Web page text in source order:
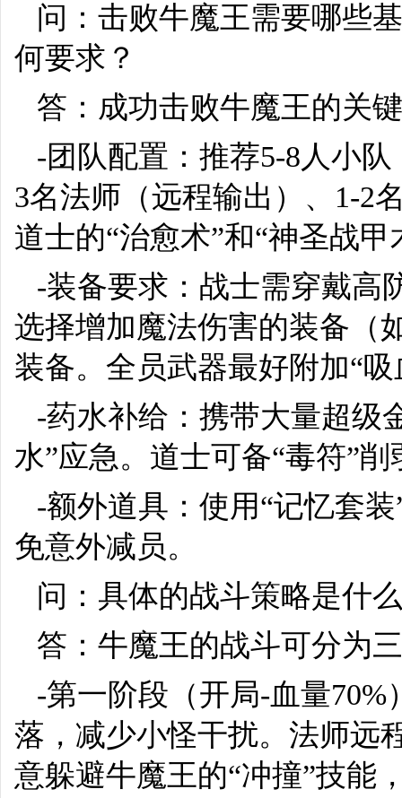
问：击败牛魔王需要哪些
何要求？
答：成功击败牛魔王的关
-团队配置：推荐5-8人小
3名法师（远程输出）、1-2
道士的“治愈术”和“神圣战
-装备要求：战士需穿戴高
选择增加魔法伤害的装备（
装备。全员武器最好附加“
-药水补给：携带大量超级
水”应急。道士可备“毒符”
-额外道具：使用“记忆套
免意外减员。
问：具体的战斗策略是什
答：牛魔王的战斗可分为
-第一阶段（开局-血量
落，减少小怪干扰。法师远
意躲避牛魔王的“冲撞”技能